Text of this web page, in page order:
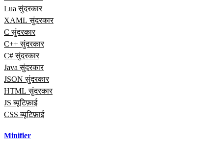
Lua सुंदरकार
XAML सुंदरकार
C सुंदरकार
C++ सुंदरकार
C# सुंदरकार
Java सुंदरकार
JSON सुंदरकार
HTML सुंदरकार
JS ब्यूटिफ़ाई
CSS ब्यूटिफ़ाई
Minifier